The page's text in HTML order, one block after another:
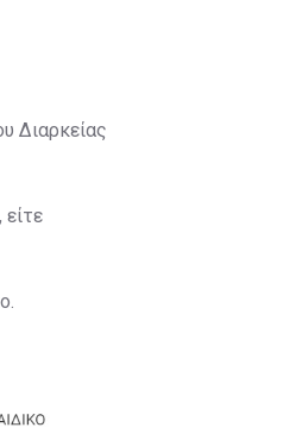
Διαρκείας
είτε